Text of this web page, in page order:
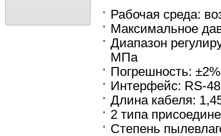
Рабочая среда:
Максимальное
Диапазон
МПа
Погрешность: ±2%
Интерфейс: RS-
Длина кабеля:
2 типа
Степень